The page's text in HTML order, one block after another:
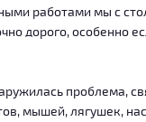
работами мы с
дорого, особенно
проблема,
мышей, лягушек,